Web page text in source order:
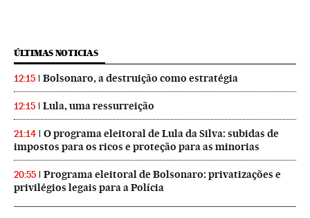
ÚLTIMAS NOTICIAS
12:15 Bolsonaro, a destruição como estratégia
12:15 Lula, uma ressurreição
21:14
O programa eleitoral de Lula da Silva: subidas de
impostos para os ricos e proteção para as minorias
20:55
Programa eleitoral de Bolsonaro: privatizações e
privilégios legais para a Polícia